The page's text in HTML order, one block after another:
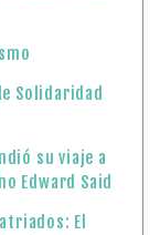
Solidaridad
su viaje a
Edward Said
El